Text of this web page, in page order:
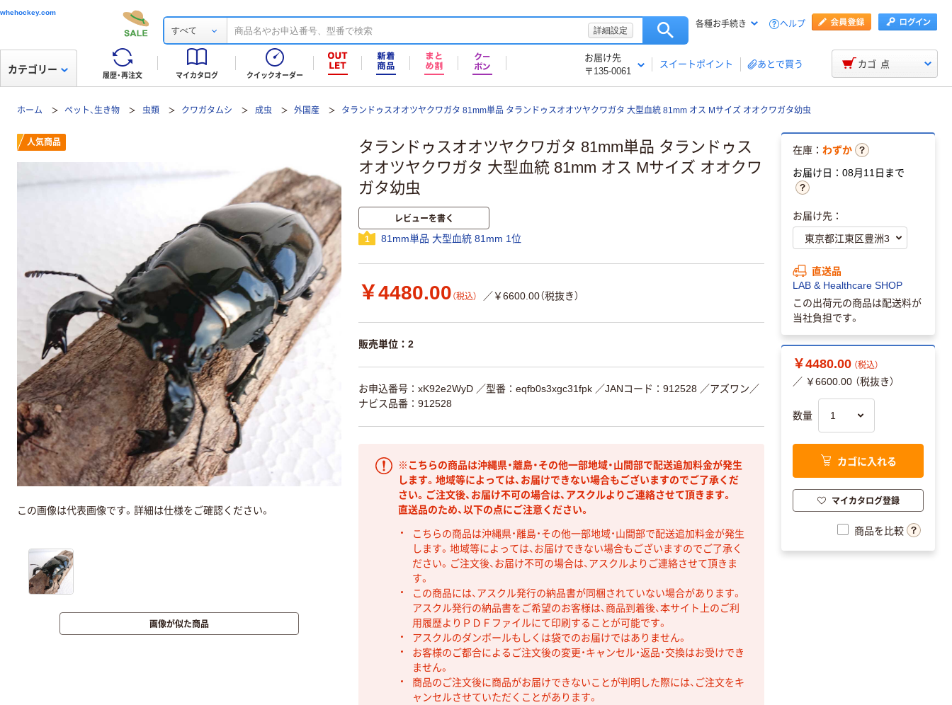
whehockey.com
すべて 詳細設定
各種お手続き ヘルプ
履歴・再注文 マイカタログ クイックオーダー
お届け先
〒135-0061
スイートポイント あとで買う
カテゴリー カゴ 点
ホーム ペット、生き物 虫類 クワガタムシ 成虫 外国産 タランドゥスオオツヤクワガタ 81mm単品 タランドゥスオオツヤクワガタ 大型血統 81mm オス Mサイズ オオクワガタ幼虫
タランドゥスオオツヤクワガタ 81mm単品 タランドゥス
オオツヤクワガタ 大型血統 81mm オス Mサイズ オオクワ
ガタ幼虫
レビューを書く
1 81mm単品 大型血統 81mm 1位
￥4480.00 （税込） ／￥6600.00（税抜き）
販売単位：2
お申込番号：xK92e2WyD ／型番：eqfb0s3xgc31fpk ／JANコード：912528 ／アズワン／
ナビス品番：912528
※こちらの商品は沖縄県・離島・その他一部地域・山間部で配送追加料金が発生
します。地域等によっては、お届けできない場合もございますのでご了承くだ
さい。ご注文後、お届け不可の場合は、アスクルよりご連絡させて頂きます。
直送品のため、以下の点にご注意ください。
こちらの商品は沖縄県・離島・その他一部地域・山間部で配送追加料金が発生
します。地域等によっては、お届けできない場合もございますのでご了承く
ださい。ご注文後、お届け不可の場合は、アスクルよりご連絡させて頂きま
す。
この商品には、アスクル発行の納品書が同梱されていない場合があります。
アスクル発行の納品書をご希望のお客様は、商品到着後、本サイト上のご利
用履歴よりＰＤＦファイルにて印刷することが可能です。
アスクルのダンボールもしくは袋でのお届けではありません。
お客様のご都合によるご注文後の変更・キャンセル・返品・交換はお受けでき
ません。
商品のご注文後に商品がお届けできないことが判明した際には、ご注文をキ
ャンセルさせていただくことがあります。
人気商品
この画像は代表画像です。詳細は仕様をご確認ください。
画像が似た商品
在庫： わずか
お届け日：08月11日まで
お届け先：
直送品
LAB & Healthcare SHOP
この出荷元の商品は配送料が
当社負担です。
￥4480.00 （税込）
／ ￥6600.00 （税抜き）
数量
カゴに入れる
マイカタログ登録
商品を比較